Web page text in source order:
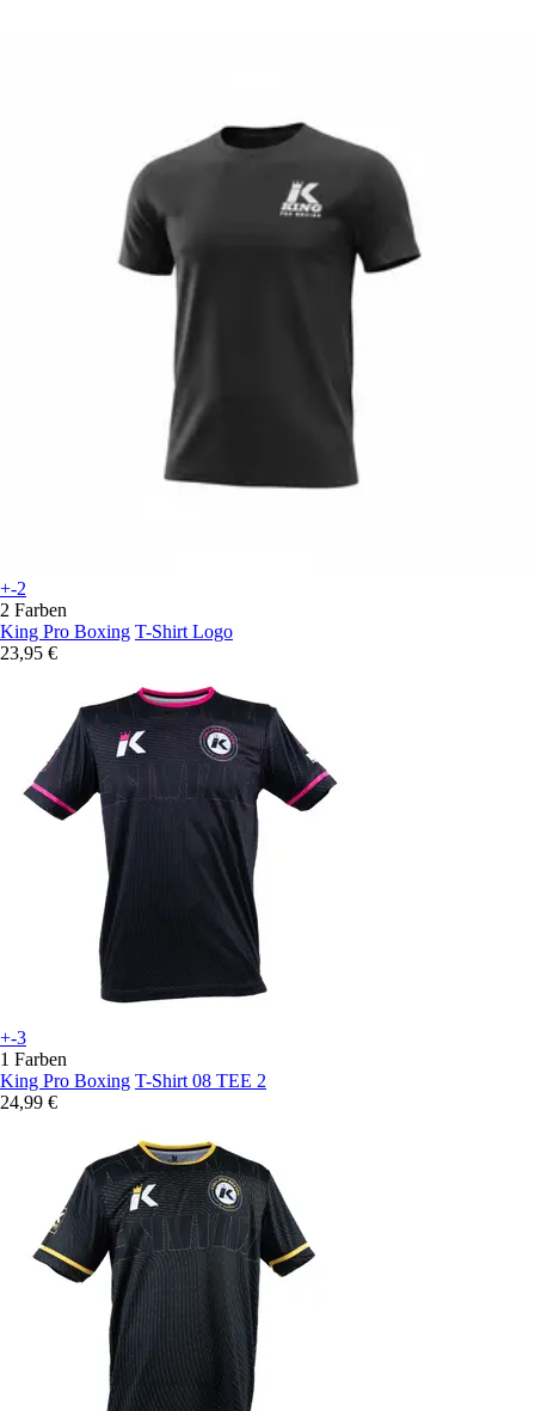
+-2
2 Farben
King Pro Boxing T-Shirt Logo
23,95 €
+-3
1 Farben
King Pro Boxing T-Shirt 08 TEE 2
24,99 €